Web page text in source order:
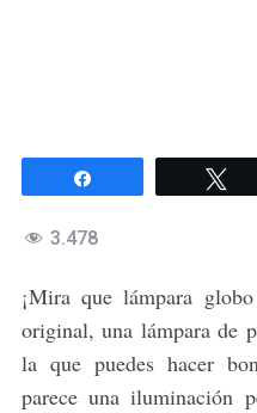
3.478
¡Mira que lámpara
original, una lámpara de
la que puedes hacer
parece una iluminación